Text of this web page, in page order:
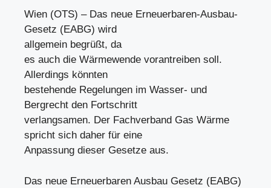
Wien (OTS) – Das neue Erneuerbaren-Ausbau-
Gesetz (EABG) wird
allgemein begrüßt, da
es auch die Wärmewende vorantreiben soll.
Allerdings könnten
bestehende Regelungen im Wasser- und
Bergrecht den Fortschritt
verlangsamen. Der Fachverband Gas Wärme
spricht sich daher für eine
Anpassung dieser Gesetze aus.
Das neue Erneuerbaren Ausbau Gesetz (EABG)